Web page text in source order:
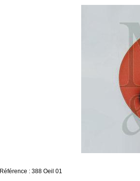
Référence : 388 Oeil 01